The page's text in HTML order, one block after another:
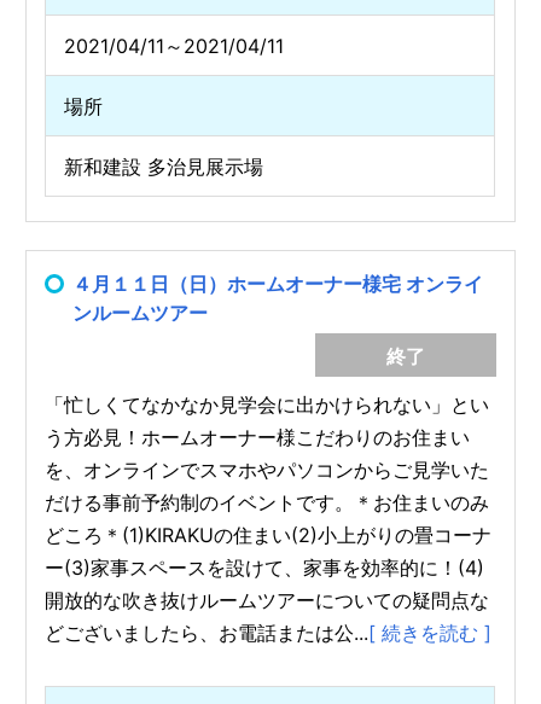
2021/04/11～2021/04/11
場所
新和建設 多治見展示場
４月１１日（日）ホームオーナー様宅 オンライ
ンルームツアー
終了
「忙しくてなかなか見学会に出かけられない」とい
う方必見！ホームオーナー様こだわりのお住まい
を、オンラインでスマホやパソコンからご見学いた
だける事前予約制のイベントです。＊お住まいのみ
どころ＊(1)KIRAKUの住まい(2)小上がりの畳コーナ
ー(3)家事スペースを設けて、家事を効率的に！(4)
開放的な吹き抜けルームツアーについての疑問点な
どございましたら、お電話または公...[ 続きを読む ]